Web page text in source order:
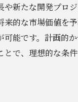
出するためのステ
情に訴える販売ア
や新たな開発プロ
来的な市場価値を
可能です。計画的
とで、理想的な条